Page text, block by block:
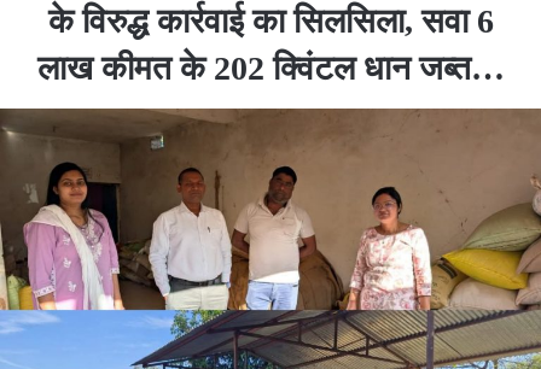
के विरुद्ध कार्रवाई का सिलसिला, सवा 6
लाख कीमत के 202 क्विंटल धान जब्त…